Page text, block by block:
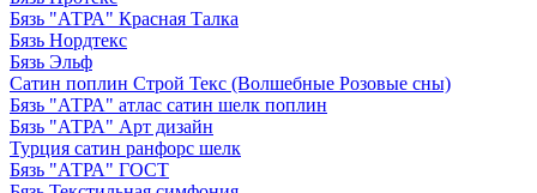
Бязь "АТРА" Красная Талка
Бязь Нордтекс
Бязь Эльф
Сатин поплин Строй Текс (Волшебные Розовые сны)
Бязь "АТРА" атлас сатин шелк поплин
Бязь "АТРА" Арт дизайн
Турция сатин ранфорс шелк
Бязь "АТРА" ГОСТ